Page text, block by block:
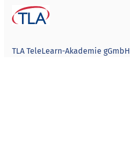
TLA TeleLearn-Akademie gGmbH